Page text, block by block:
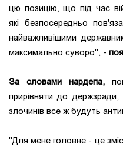
цю позицію, що під час
які безпосередньо
найважливішими
максимально суворо", -
За словами нардепа,
прирівняти до
злочинів все ж будуть
"Для мене головне - це